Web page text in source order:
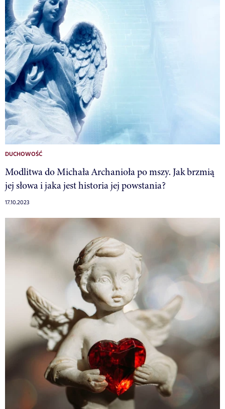
DUCHOWOŚĆ
Modlitwa do Michała Archanioła po mszy. Jak brzmią
jej słowa i jaka jest historia jej powstania?
17.10.2023